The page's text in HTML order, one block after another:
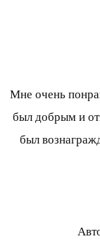
Мне очень
был добрым и
был